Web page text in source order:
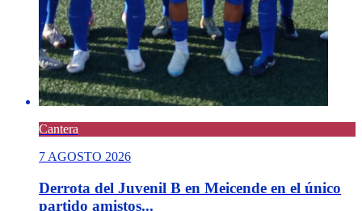
Cantera
7 AGOSTO 2026
Derrota del Juvenil B en Meicende en el único
partido amistos...